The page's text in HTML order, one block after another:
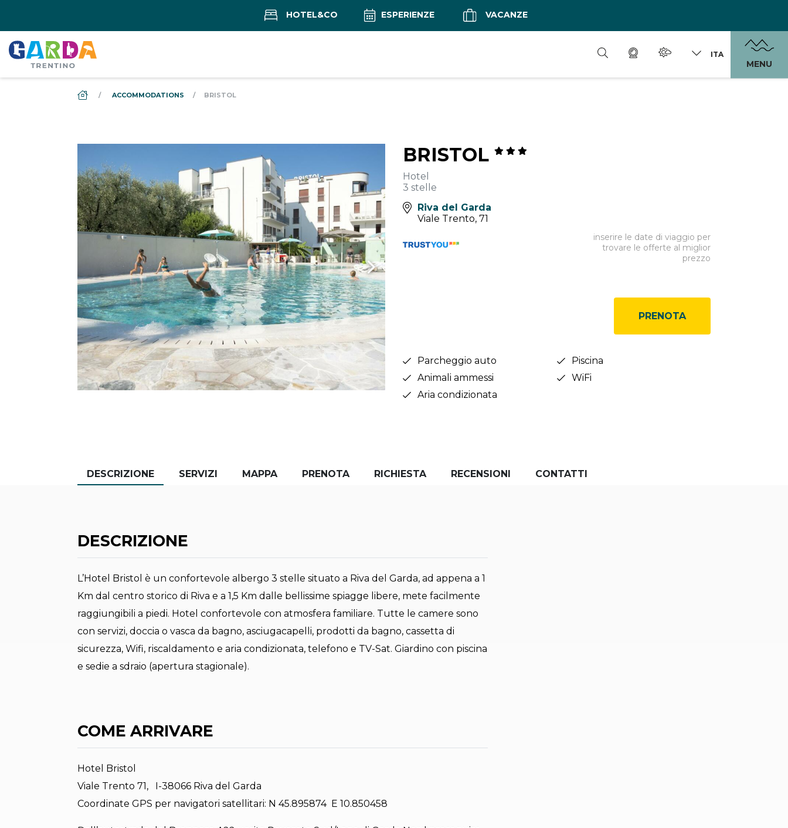
HOTEL&CO ESPERIENZE VACANZE
ITA
MENU
DS_BREADCRUMB.HOME
ACCOMMODATIONS BRISTOL
BRISTOL
Hotel
3 stelle
Riva del Garda
Viale Trento, 71
inserire le date di viaggio per
trovare le offerte al miglior
prezzo
PRENOTA
Parcheggio auto
Piscina
Animali ammessi
WiFi
Aria condizionata
DESCRIZIONE SERVIZI MAPPA PRENOTA RICHIESTA RECENSIONI CONTATTI
DESCRIZIONE
L’Hotel Bristol è un confortevole albergo 3 stelle situato a Riva del Garda, ad appena a 1
Km dal centro storico di Riva e a 1,5 Km dalle bellissime spiagge libere, mete facilmente
raggiungibili a piedi. Hotel confortevole con atmosfera familiare. Tutte le camere sono
con servizi, doccia o vasca da bagno, asciugacapelli, prodotti da bagno, cassetta di
sicurezza, Wifi, riscaldamento e aria condizionata, telefono e TV-Sat. Giardino con piscina
e sedie a sdraio (apertura stagionale).
COME ARRIVARE
Hotel Bristol
Viale Trento 71, I-38066 Riva del Garda
Coordinate GPS per navigatori satellitari: N 45.895874 E 10.850458